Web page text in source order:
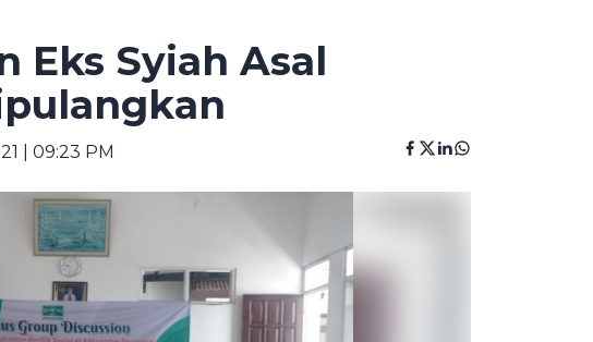
Eks Syiah Asal
| 09:23 PM